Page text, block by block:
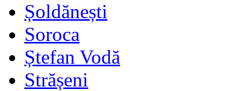
Șoldănești
Soroca
Ștefan Vodă
Strășeni